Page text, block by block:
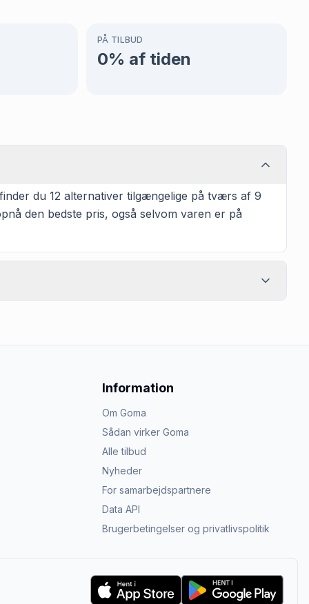
PÅ TILBUD
0% af tiden
du 12 alternativer tilgængelige på tværs af 9
den bedste pris, også selvom varen er på
Information
Om Goma
Sådan virker Goma
Alle tilbud
Nyheder
For samarbejdspartnere
Data API
Brugerbetingelser og privatlivspolitik